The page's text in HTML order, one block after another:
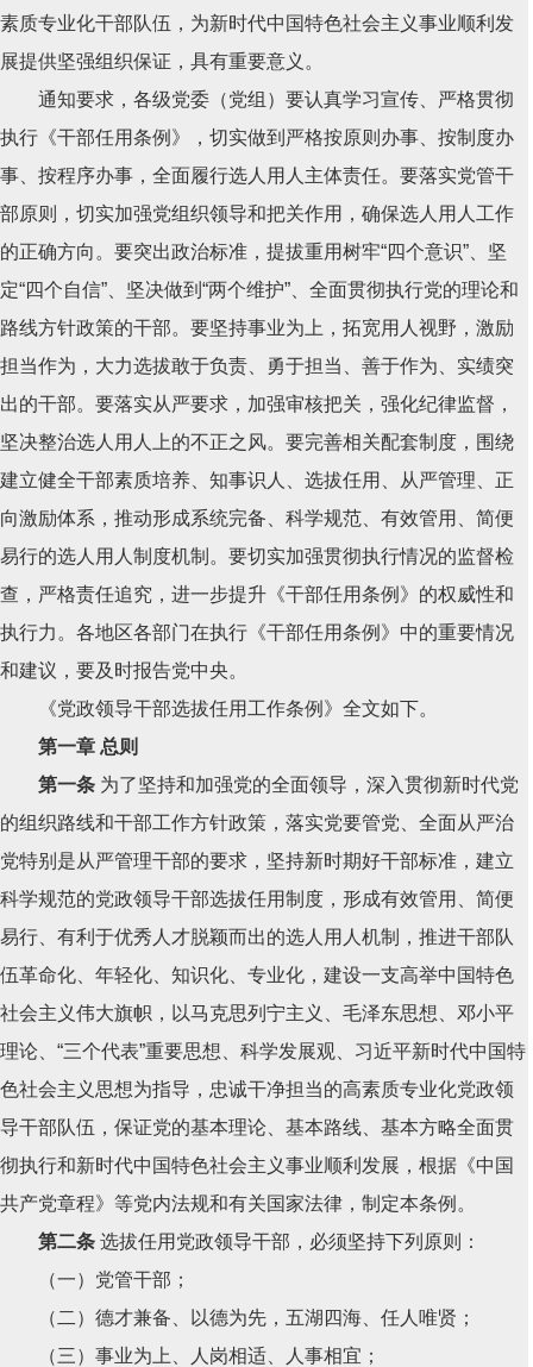
素质专业化干部队伍，为新时代中国特色社会主义事业顺利发
展提供坚强组织保证，具有重要意义。
通知要求，各级党委（党组）要认真学习宣传、严格贯彻
执行《干部任用条例》，切实做到严格按原则办事、按制度办
事、按程序办事，全面履行选人用人主体责任。要落实党管干
部原则，切实加强党组织领导和把关作用，确保选人用人工作
的正确方向。要突出政治标准，提拔重用树牢“四个意识”、坚
定“四个自信”、坚决做到“两个维护”、全面贯彻执行党的理论和
路线方针政策的干部。要坚持事业为上，拓宽用人视野，激励
担当作为，大力选拔敢于负责、勇于担当、善于作为、实绩突
出的干部。要落实从严要求，加强审核把关，强化纪律监督，
坚决整治选人用人上的不正之风。要完善相关配套制度，围绕
建立健全干部素质培养、知事识人、选拔任用、从严管理、正
向激励体系，推动形成系统完备、科学规范、有效管用、简便
易行的选人用人制度机制。要切实加强贯彻执行情况的监督检
查，严格责任追究，进一步提升《干部任用条例》的权威性和
执行力。各地区各部门在执行《干部任用条例》中的重要情况
和建议，要及时报告党中央。
《党政领导干部选拔任用工作条例》全文如下。
第一章 总则
第一条 为了坚持和加强党的全面领导，深入贯彻新时代党
的组织路线和干部工作方针政策，落实党要管党、全面从严治
党特别是从严管理干部的要求，坚持新时期好干部标准，建立
科学规范的党政领导干部选拔任用制度，形成有效管用、简便
易行、有利于优秀人才脱颖而出的选人用人机制，推进干部队
伍革命化、年轻化、知识化、专业化，建设一支高举中国特色
社会主义伟大旗帜，以马克思列宁主义、毛泽东思想、邓小平
理论、“三个代表”重要思想、科学发展观、习近平新时代中国特
色社会主义思想为指导，忠诚干净担当的高素质专业化党政领
导干部队伍，保证党的基本理论、基本路线、基本方略全面贯
彻执行和新时代中国特色社会主义事业顺利发展，根据《中国
共产党章程》等党内法规和有关国家法律，制定本条例。
第二条 选拔任用党政领导干部，必须坚持下列原则：
（一）党管干部；
（二）德才兼备、以德为先，五湖四海、任人唯贤；
（三）事业为上、人岗相适、人事相宜；